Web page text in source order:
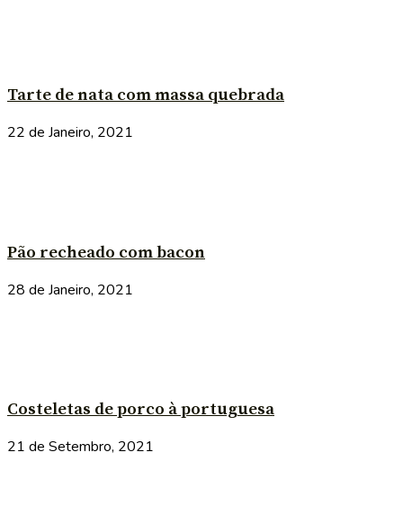
Tarte de nata com massa quebrada
22 de Janeiro, 2021
Pão recheado com bacon
28 de Janeiro, 2021
Costeletas de porco à portuguesa
21 de Setembro, 2021